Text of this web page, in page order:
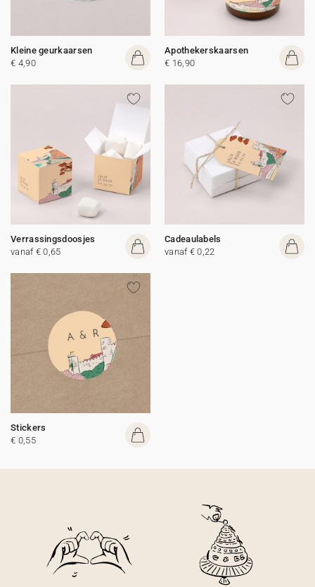
Kleine geurkaarsen
€ 4,90
Apothekerskaarsen
€ 16,90
Verrassingsdoosjes
vanaf € 0,65
Cadeaulabels
vanaf € 0,22
Stickers
€ 0,55